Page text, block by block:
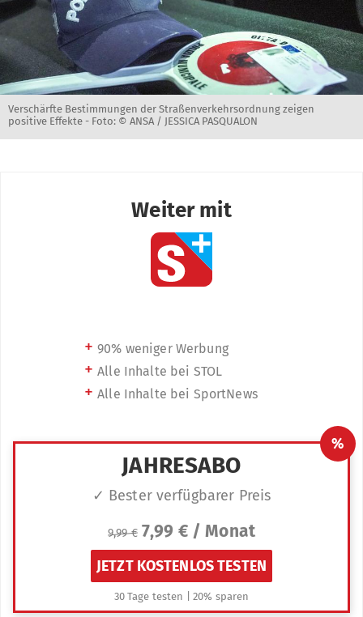
Verschärfte Bestimmungen der Straßenverkehrsordnung zeigen
positive Effekte - Foto: © ANSA / JESSICA PASQUALON